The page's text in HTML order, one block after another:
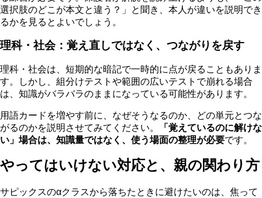
選択肢のどこが本文と違う？」と聞き、本人が違いを説明でき
るかを見るとよいでしょう。
理科・社会：覚え直しではなく、つながりを戻す
理科・社会は、短期的な暗記で一時的に点が戻ることもありま
す。しかし、組分けテストや範囲の広いテストで崩れる場合
は、知識がバラバラのままになっている可能性があります。
用語カードを増やす前に、なぜそうなるのか、どの単元とつな
がるのかを説明させてみてください。
「覚えているのに解けな
い」場合は、知識量ではなく、使う場面の整理が必要です。
やってはいけない対応と、親の関わり方
サピックスのαクラスから落ちたときに避けたいのは、焦って